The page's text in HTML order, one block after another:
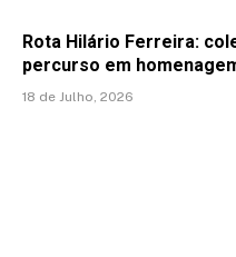
Rota Hilário Ferreira:
percurso em
18 de Julho, 2026